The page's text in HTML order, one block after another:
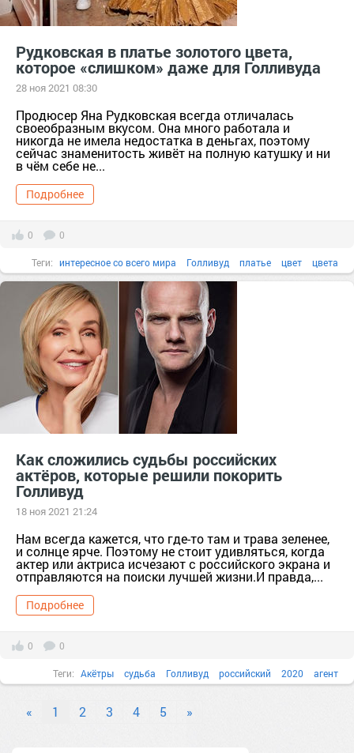
Рудковская в платье золотого цвета,
которое «слишком» даже для Голливуда
28 ноя 2021 08:30
Продюсер Яна Рудковская всегда отличалась
своеобразным вкусом. Она много работала и
никогда не имела недостатка в деньгах, поэтому
сейчас знаменитость живёт на полную катушку и ни
в чём себе не...
Подробнее
0 0
Теги: интересное со всего мира Голливуд платье цвет цвета
Как сложились судьбы российских
актёров, которые решили покорить
Голливуд
18 ноя 2021 21:24
Нам всегда кажется, что где-то там и трава зеленее,
и солнце ярче. Поэтому не стоит удивляться, когда
актер или актриса исчезают с российского экрана и
отправляются на поиски лучшей жизни.И правда,...
Подробнее
0 0
Теги: Акётры судьба Голливуд российский 2020 агент
« 1 2 3 4 5 »